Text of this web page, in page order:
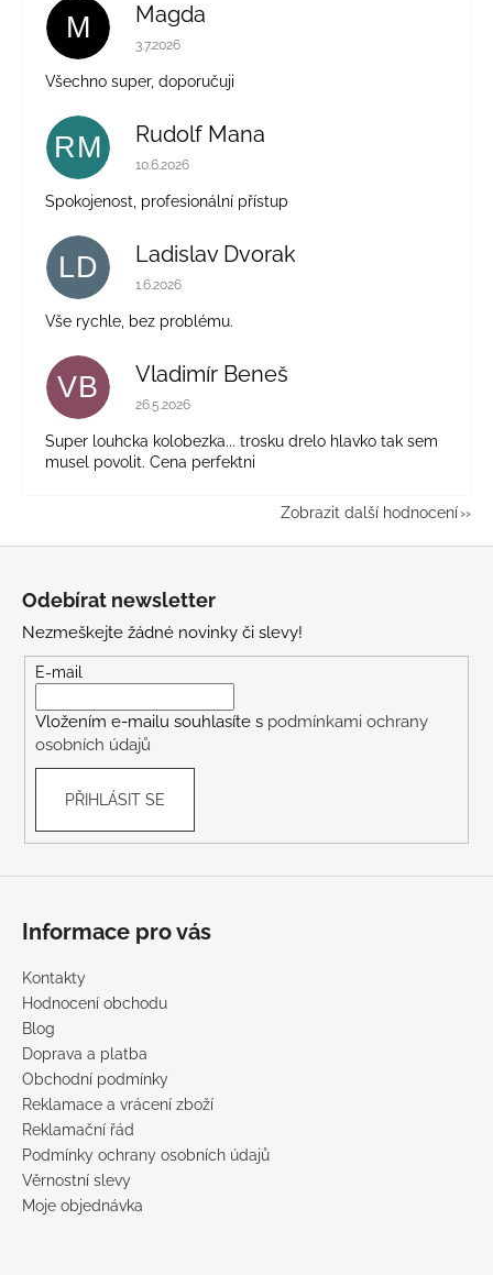
M Magda
Hodnocení obchodu je 5 z 5 hvězdiček.
3.7.2026
Všechno super, doporučuji
RM Rudolf Mana
Hodnocení obchodu je 5 z 5 hvězdiček.
10.6.2026
Spokojenost, profesionální přístup
LD Ladislav Dvorak
Hodnocení obchodu je 5 z 5 hvězdiček.
1.6.2026
Vše rychle, bez problému.
VB Vladimír Beneš
Hodnocení obchodu je 5 z 5 hvězdiček.
26.5.2026
Super louhcka kolobezka... trosku drelo hlavko tak sem
musel povolit. Cena perfektni
Zobrazit další hodnocení
Odebírat newsletter
Nezmeškejte žádné novinky či slevy!
E-mail
Vložením e-mailu souhlasíte s podmínkami ochrany
osobních údajů
PŘIHLÁSIT SE
Informace pro vás
Kontakty
Hodnocení obchodu
Blog
Doprava a platba
Obchodní podmínky
Reklamace a vrácení zboží
Reklamační řád
Podmínky ochrany osobních údajů
Věrnostní slevy
Moje objednávka